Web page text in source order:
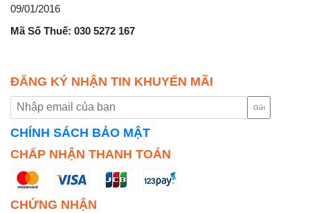
09/01/2016
Mã Số Thuế: 030 5272 167
ĐĂNG KÝ NHẬN TIN KHUYẾN MÃI
Gửi
CHÍNH SÁCH BẢO MẬT
CHẤP NHẬN THANH TOÁN
CHỨNG NHẬN